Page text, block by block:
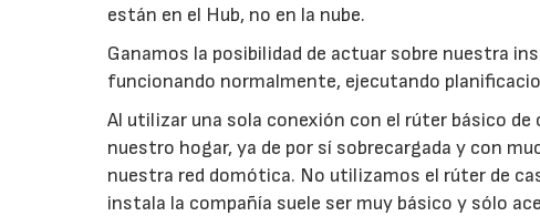
están en el Hub, no en la nube.
Ganamos la posibilidad de actuar sobre nuestra
funcionando normalmente, ejecutando
Al utilizar una sola conexión con el rúter básico
nuestro hogar, ya de por sí sobrecargada y con
nuestra red domótica. No utilizamos el rúter de
instala la compañía suele ser muy básico y sólo